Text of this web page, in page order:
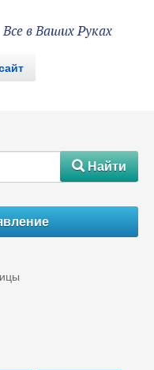
Все в Ваших Руках
#Найти